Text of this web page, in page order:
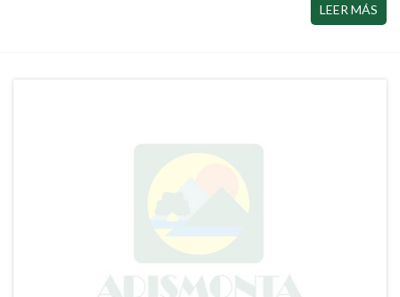
LEER MÁS